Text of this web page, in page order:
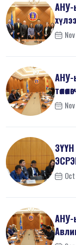
АНУ-
АНУ-
АНУ-